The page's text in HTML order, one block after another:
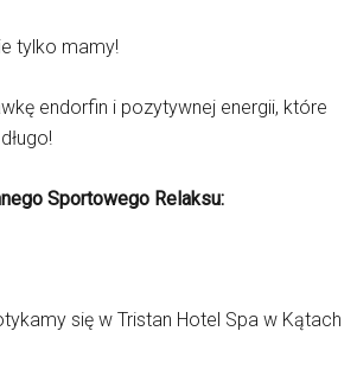
tylko mamy!
endorfin i pozytywnej energii, które
Sportowego Relaksu:
się w Tristan Hotel Spa w Kątach